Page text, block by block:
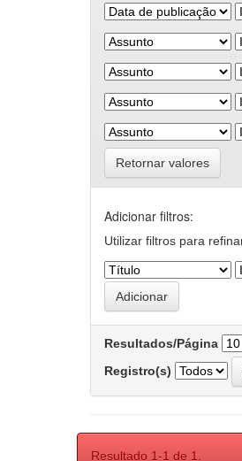
Retornar valores
Adicionar filtros:
Utilizar filtros para
Resultados/Página
Registro(s)
Resultado 1-1 de 1.